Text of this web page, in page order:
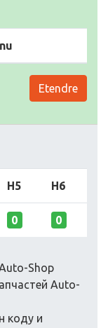
Etendre
H5 H6
0 0
Shop
Auto-
коду и